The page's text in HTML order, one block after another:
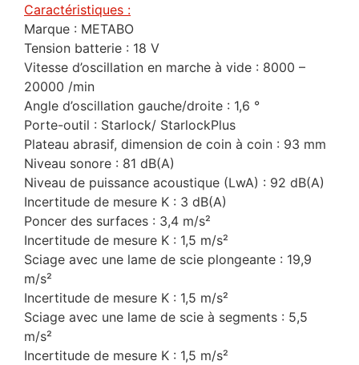
Caractéristiques :
Marque : METABO
Tension batterie : 18 V
Vitesse d’oscillation en marche à vide : 8000 –
20000 /min
Angle d’oscillation gauche/droite : 1,6 °
Porte-outil : Starlock/ StarlockPlus
Plateau abrasif, dimension de coin à coin : 93 mm
Niveau sonore : 81 dB(A)
Niveau de puissance acoustique (LwA) : 92 dB(A)
Incertitude de mesure K : 3 dB(A)
Poncer des surfaces : 3,4 m/s²
Incertitude de mesure K : 1,5 m/s²
Sciage avec une lame de scie plongeante : 19,9
m/s²
Incertitude de mesure K : 1,5 m/s²
Sciage avec une lame de scie à segments : 5,5
m/s²
Incertitude de mesure K : 1,5 m/s²